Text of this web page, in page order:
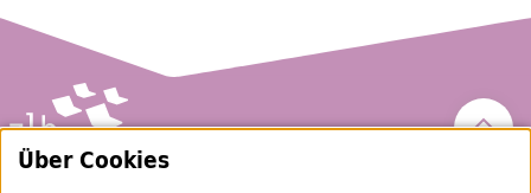
Zentral- und Landesbibliothek Berlin
Über Cookies